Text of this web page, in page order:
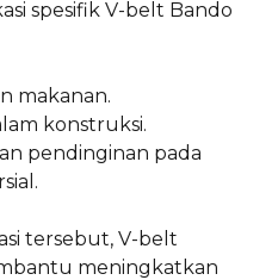
spesifik V-belt Bando
makanan.
konstruksi.
pendinginan pada
tersebut, V-belt
meningkatkan